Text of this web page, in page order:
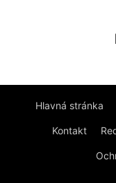
Hlavná stránka
Kontakt